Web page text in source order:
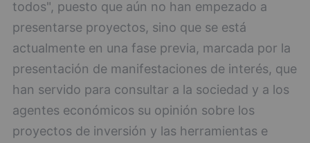
todos", puesto que aún no han empezado a
presentarse proyectos, sino que se está
actualmente en una fase previa, marcada por la
presentación de manifestaciones de interés, que
han servido para consultar a la sociedad y a los
agentes económicos su opinión sobre los
proyectos de inversión y las herramientas e